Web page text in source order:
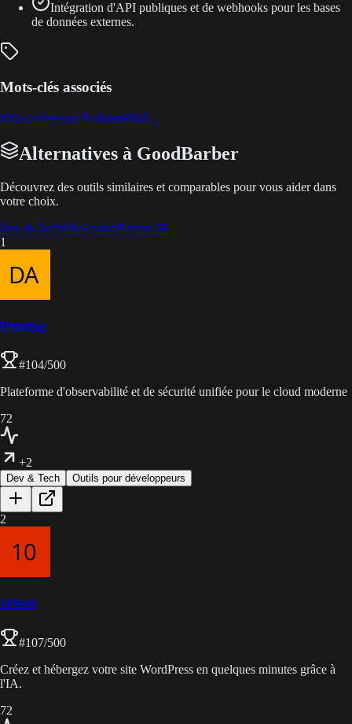
Intégration d'API publiques et de webhooks pour les bases
de données externes.
Mots-clés associés
#No-code#App Builder#PWA
Alternatives à GoodBarber
Découvrez des outils similaires et comparables pour vous aider dans
votre choix.
Dev & Tech#No-code#Agents IA
1
Datadog
#104/500
Plateforme d'observabilité et de sécurité unifiée pour le cloud moderne
72
+2
Dev & Tech Outils pour développeurs
2
10Web
#107/500
Créez et hébergez votre site WordPress en quelques minutes grâce à
l'IA.
72